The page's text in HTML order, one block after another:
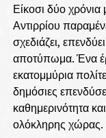
Είκοσι δύο χρόνια
Αντιρρίου
σχεδιάζει,
αποτύπωμα. Ένα
εκατομμύρια
δημόσιες
καθημερινότητα
ολόκληρης χώρας.